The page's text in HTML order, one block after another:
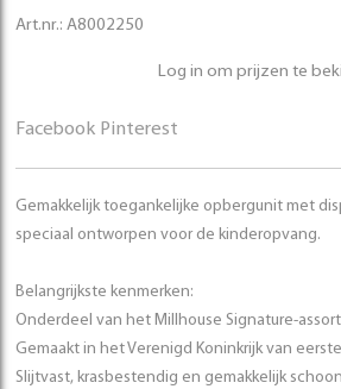
Art.nr.: A8002250
Log in om prijzen te
Facebook Pinterest
Gemakkelijk toegankelijke opbergunit met
speciaal ontworpen voor de kinderopvang.
Belangrijkste kenmerken:
Onderdeel van het Millhouse Signature-
Gemaakt in het Verenigd Koninkrijk van
Slijtvast, krasbestendig en gemakkelijk